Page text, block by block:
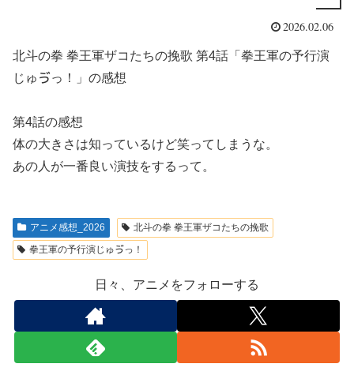
2026.02.06
北斗の拳 拳王軍ザコたちの挽歌 第4話「拳王軍の予行演
じゅゔっ！」の感想
第4話の感想
体の大きさは知っているけど笑ってしまうな。
あの人が一番良い演技をするって。
アニメ感想_2026
北斗の拳 拳王軍ザコたちの挽歌
拳王軍の予行演じゅゔっ！
日々、アニメをフォローする